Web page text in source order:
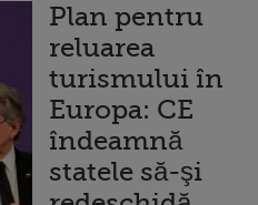
Plan pentru
reluarea
turismului în
Europa: CE
îndeamnă
statele să-şi